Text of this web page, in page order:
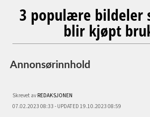
3 populære bildeler
blir kjøpt
Annonsørinnhold
Skrevet av REDAKSJONEN
07.02.2023 08:33 - UPDATED 19.10.2023 08:59